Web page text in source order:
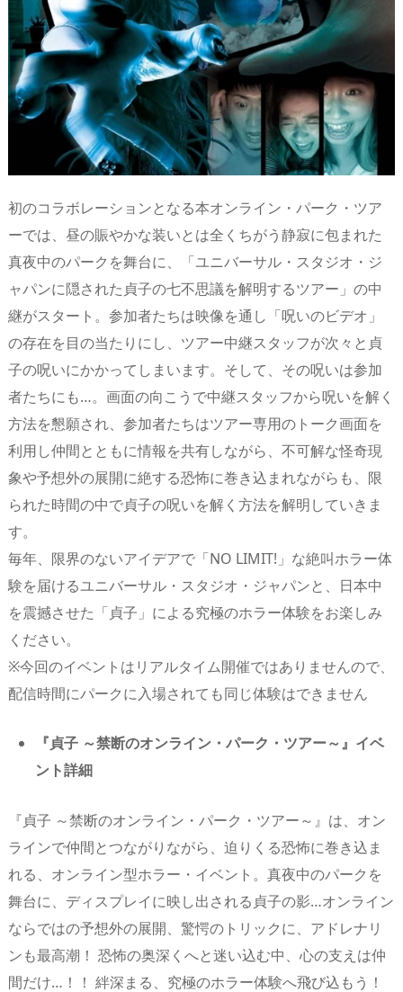
初のコラボレーションとなる本オンライン・パーク・ツア
ーでは、昼の賑やかな装いとは全くちがう静寂に包まれた
真夜中のパークを舞台に、「ユニバーサル・スタジオ・ジ
ャパンに隠された貞子の七不思議を解明するツアー」の中
継がスタート。参加者たちは映像を通し「呪いのビデオ」
の存在を目の当たりにし、ツアー中継スタッフが次々と貞
子の呪いにかかってしまいます。そして、その呪いは参加
者たちにも…。画面の向こうで中継スタッフから呪いを解く
方法を懇願され、参加者たちはツアー専用のトーク画面を
利用し仲間とともに情報を共有しながら、不可解な怪奇現
象や予想外の展開に絶する恐怖に巻き込まれながらも、限
られた時間の中で貞子の呪いを解く方法を解明していきま
す。
毎年、限界のないアイデアで「NO LIMIT!」な絶叫ホラー体
験を届けるユニバーサル・スタジオ・ジャパンと、日本中
を震撼させた「貞子」による究極のホラー体験をお楽しみ
ください。
※今回のイベントはリアルタイム開催ではありませんので、
配信時間にパークに入場されても同じ体験はできません
『貞子 ～禁断のオンライン・パーク・ツアー～』イベ
ント詳細
『貞子 ～禁断のオンライン・パーク・ツアー～』は、オン
ラインで仲間とつながりながら、迫りくる恐怖に巻き込ま
れる、オンライン型ホラー・イベント。真夜中のパークを
舞台に、ディスプレイに映し出される貞子の影…オンライン
ならではの予想外の展開、驚愕のトリックに、アドレナリ
ンも最高潮！ 恐怖の奥深くへと迷い込む中、心の支えは仲
間だけ…！！ 絆深まる、究極のホラー体験へ飛び込もう！